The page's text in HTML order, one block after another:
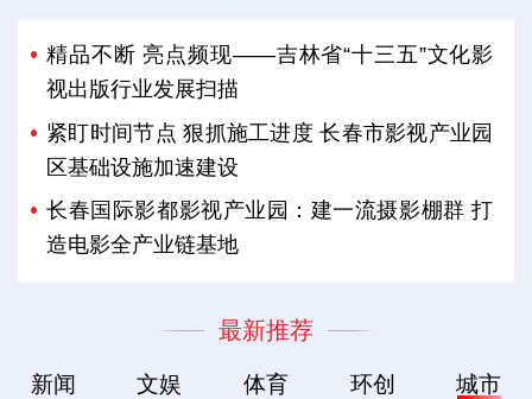
精品不断 亮点频现——吉林省“十三五”文化影
视出版行业发展扫描
紧盯时间节点 狠抓施工进度 长春市影视产业园
区基础设施加速建设
长春国际影都影视产业园：建一流摄影棚群 打
造电影全产业链基地
最新推荐
新闻 文娱 体育 环创 城市